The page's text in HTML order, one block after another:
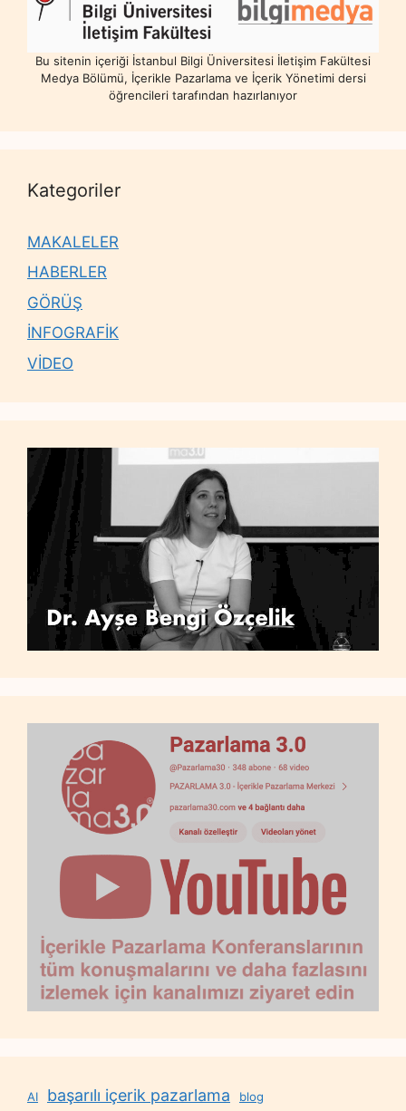
Bu sitenin içeriği İstanbul Bilgi Üniversitesi İletişim Fakültesi
Medya Bölümü, İçerikle Pazarlama ve İçerik Yönetimi dersi
öğrencileri tarafından hazırlanıyor
Kategoriler
MAKALELER
HABERLER
GÖRÜŞ
İNFOGRAFİK
VİDEO
AI başarılı içerik pazarlama blog